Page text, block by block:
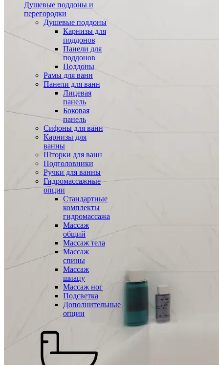
Душевые поддоны и
перегородки
Душевые поддоны
Карнизы для
поддонов
Панели для
поддонов
Поддоны
Рамы для ванн
Панели для ванн
Лицевая
панель
Боковая
панель
Сифоны для ванн
Карнизы для
ванны
Шторки для ванн
Подголовники
Ручки для ванны
Гидромассажные
опции
Стандартные
комплекты
гидромассажа
Массаж
общий
Массаж тела
Массаж
спины
Массаж
шиацу
Массаж ног
Подсветка
Дополнительные
опции